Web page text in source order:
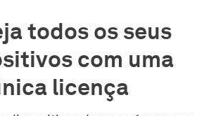
todos os seus
com uma
licença